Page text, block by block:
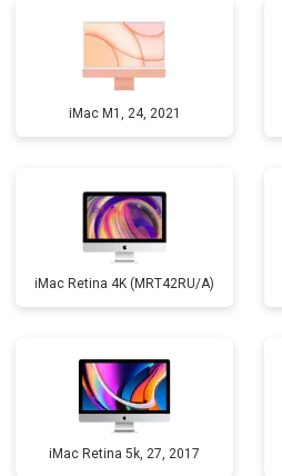
iMac M1, 24, 2021
iMac Retina 4K (MRT42RU/A)
iMac Retina 5k, 27, 2017